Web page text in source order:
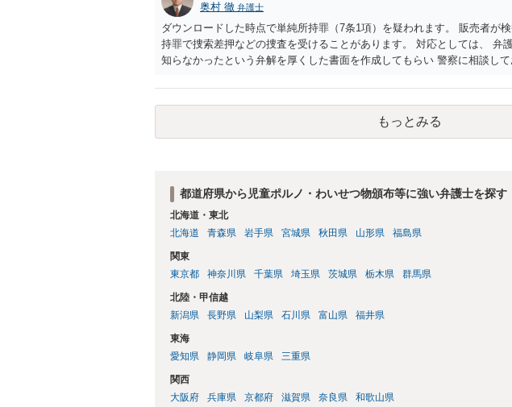
奥村 徹 弁護士
ダウンロードした時点で単純所持罪（7条1項）を疑われます。 販売者が
持罪で捜索差押などの捜査を受けることがあります。 対応としては、 弁
知らなかったという弁解を厚くした書面を作成してもらい 警察に相談し
もっとみる
都道府県から児童ポルノ・わいせつ物頒布等に強い弁護士を探す
北海道・東北
北海道
青森県 岩手県 宮城県 秋田県 山形県 福島県
関東
東京都
神奈川県 千葉県 埼玉県 茨城県 栃木県 群馬県
北陸・甲信越
新潟県
長野県 山梨県 石川県 富山県 福井県
東海
愛知県
静岡県 岐阜県 三重県
関西
大阪府
兵庫県 京都府 滋賀県 奈良県 和歌山県